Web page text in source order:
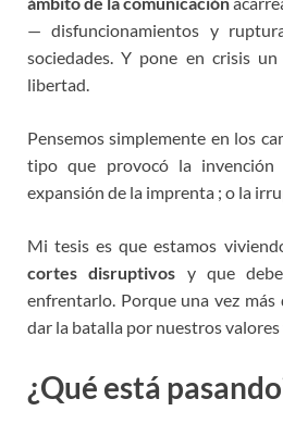
— disfuncionamientos y
sociedades. Y pone en crisis
libertad.
Pensemos simplemente en los
tipo que provocó la
expansión de la imprenta ; o la
Mi tesis es que estamos
cortes disruptivos y que
enfrentarlo. Porque una vez
dar la batalla por nuestros
¿Qué está